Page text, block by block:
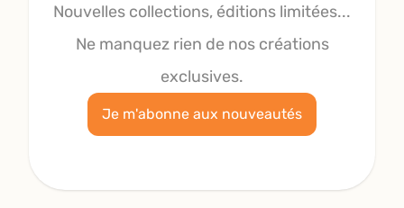
Nouvelles collections, éditions limitées...
Ne manquez rien de nos créations
exclusives.
Je m'abonne aux nouveautés